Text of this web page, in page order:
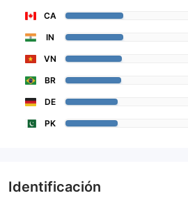
CA
IN
VN
BR
DE
PK
Identificación